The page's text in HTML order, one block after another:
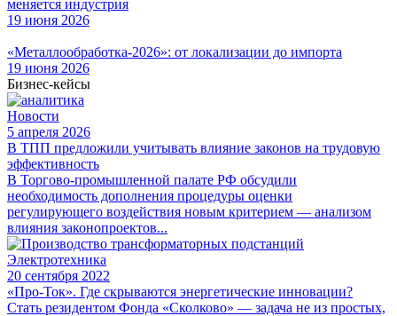
меняется индустрия
19 июня 2026
«Металлообработка-2026»: от локализации до импорта
19 июня 2026
Бизнес-кейсы
Новости
5 апреля 2026
В ТПП предложили учитывать влияние законов на трудовую
эффективность
В Торгово-промышленной палате РФ обсудили
необходимость дополнения процедуры оценки
регулирующего воздействия новым критерием — анализом
влияния законопроектов...
Электротехника
20 сентября 2022
«Про-Ток». Где скрываются энергетические инновации?
Стать резидентом Фонда «Сколково» — задача не из простых,